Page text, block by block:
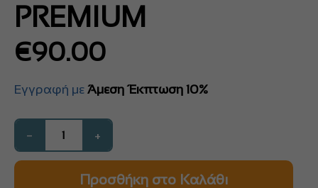
PREMIUM
€90.00
Εγγραφή με Άμεση Έκπτωση 10%
− +
Προσθήκη στο Καλάθι